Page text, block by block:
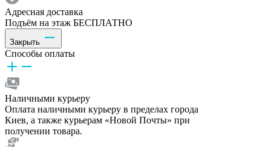
Адресная доставка
Подъём на этаж БЕСПЛАТНО
Закрыть
Способы оплаты
Наличными курьеру
Оплата наличными курьеру в пределах города
Киев, а также курьерам «Новой Почты» при
получении товара.